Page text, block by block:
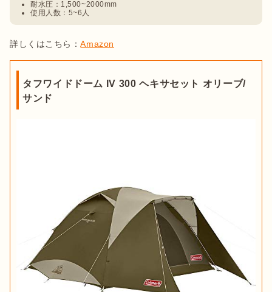
耐水圧：1,500~2000mm
使用人数：5~6人
詳しくはこちら：Amazon
タフワイドドーム IV 300 ヘキサセット オリーブ/
サンド